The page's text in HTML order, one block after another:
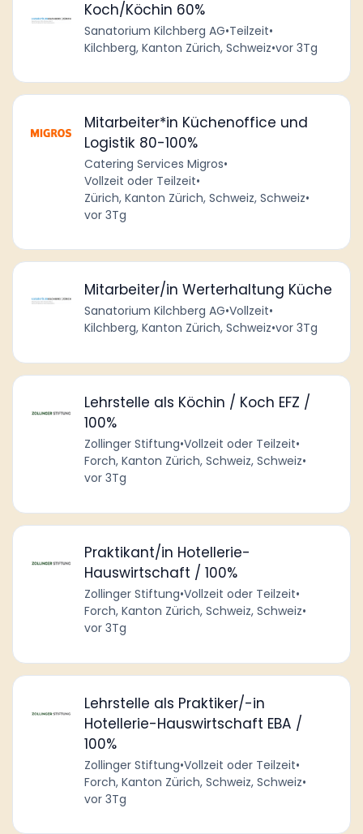
Koch/Köchin 60%
Sanatorium Kilchberg AG•Teilzeit•
Kilchberg, Kanton Zürich, Schweiz•vor 3Tg
Mitarbeiter*in Küchenoffice und
Logistik 80-100%
Catering Services Migros•
Vollzeit oder Teilzeit•
Zürich, Kanton Zürich, Schweiz, Schweiz•
vor 3Tg
Mitarbeiter/in Werterhaltung Küche
Sanatorium Kilchberg AG•Vollzeit•
Kilchberg, Kanton Zürich, Schweiz•vor 3Tg
Lehrstelle als Köchin / Koch EFZ /
100%
Zollinger Stiftung•Vollzeit oder Teilzeit•
Forch, Kanton Zürich, Schweiz, Schweiz•
vor 3Tg
Praktikant/in Hotellerie-
Hauswirtschaft / 100%
Zollinger Stiftung•Vollzeit oder Teilzeit•
Forch, Kanton Zürich, Schweiz, Schweiz•
vor 3Tg
Lehrstelle als Praktiker/-in
Hotellerie-Hauswirtschaft EBA /
100%
Zollinger Stiftung•Vollzeit oder Teilzeit•
Forch, Kanton Zürich, Schweiz, Schweiz•
vor 3Tg